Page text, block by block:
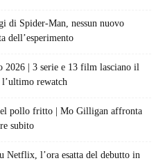
di Spider-Man, nessun nuovo
dell’esperimento
| 3 serie e 13 film lasciano il
l’ultimo rewatch
pollo fritto | Mo Gilligan affronta
subito
Netflix, l’ora esatta del debutto in